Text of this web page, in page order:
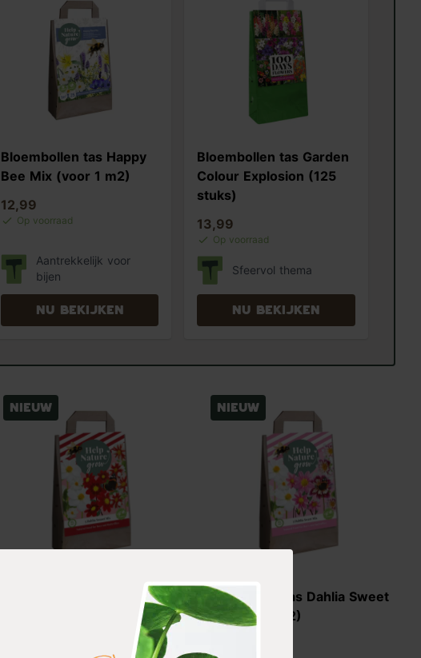
Bloembollen tas Happy
Bee Mix (voor 1 m2)
12,99
Op voorraad
Aantrekkelijk voor
bijen
Nu bekijken
Bloembollen tas Garden
Colour Explosion (125
stuks)
13,99
Op voorraad
Sfeervol thema
Nu bekijken
Nieuw
Bloembollen tas Dahlia Sunset
Nieuw
Bloembollen tas Dahlia Sweet
Mix (voor 1 m2)
12,99